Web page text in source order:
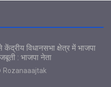
विधानसभा क्षेत्र में भाजपा
: भाजपा नेता
Rozanaaajtak